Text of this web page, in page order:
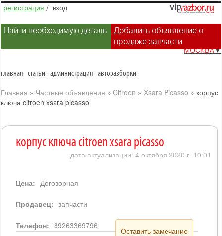
регистрация / вход
Найти необходимую деталь
Добавить объявление о
продаже запчасти
МОСКВА▼
главная статьи администрация авторазборки
Главная » Частные объявления » Citroen » Xsara Picasso » корпус
ключа citroen xsara picasso
корпус ключа citroen xsara picasso
дата актуализации: 4 октября 2020 г. 10:01
Цена: Договорная
Продавец: запчасти
Телефон: 89263369796
Оставить замечание